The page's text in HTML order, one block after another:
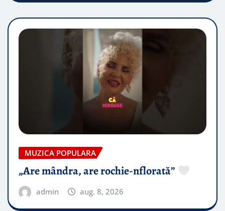
MUZICA POPULARA
„Are mândra, are rochie-nflorată”
admin aug. 8, 2026